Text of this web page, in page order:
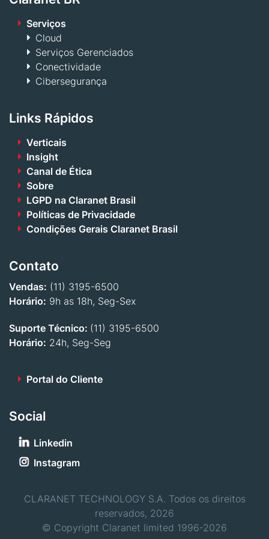
Serviços
Cloud
Serviços Gerenciados
Conectividade
Cibersegurança
Links Rápidos
Verticais
Insight
Canal de Ética
Sobre
LGPD na Claranet Brasil
Políticas de Privacidade
Condições Gerais Claranet Brasil
Contato
Vendas: (11) 3195-6500
Horário: 9h as 18h, Seg-Sex
Suporte Técnico: (11) 3195-6500
Horário: 24h, Seg-Seg
Portal do Cliente
Social
Linkedin
Instagram
CLARANET TECHNOLOGY S.A. Todos os direitos
reservados, 2026
© Copyright Claranet limited 1996-2026